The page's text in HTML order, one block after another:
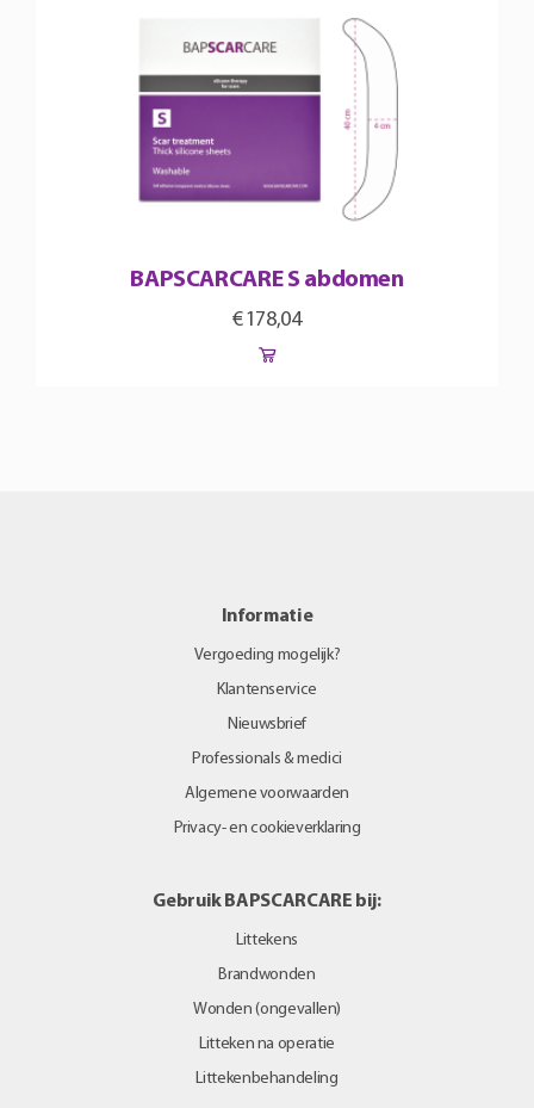
BAPSCARCARE S abdomen
€178,04
Informatie
Vergoeding mogelijk?
Klantenservice
Nieuwsbrief
Professionals & medici
Algemene voorwaarden
Privacy- en cookieverklaring
Gebruik BAPSCARCARE bij:
Littekens
Brandwonden
Wonden (ongevallen)
Litteken na operatie
Littekenbehandeling